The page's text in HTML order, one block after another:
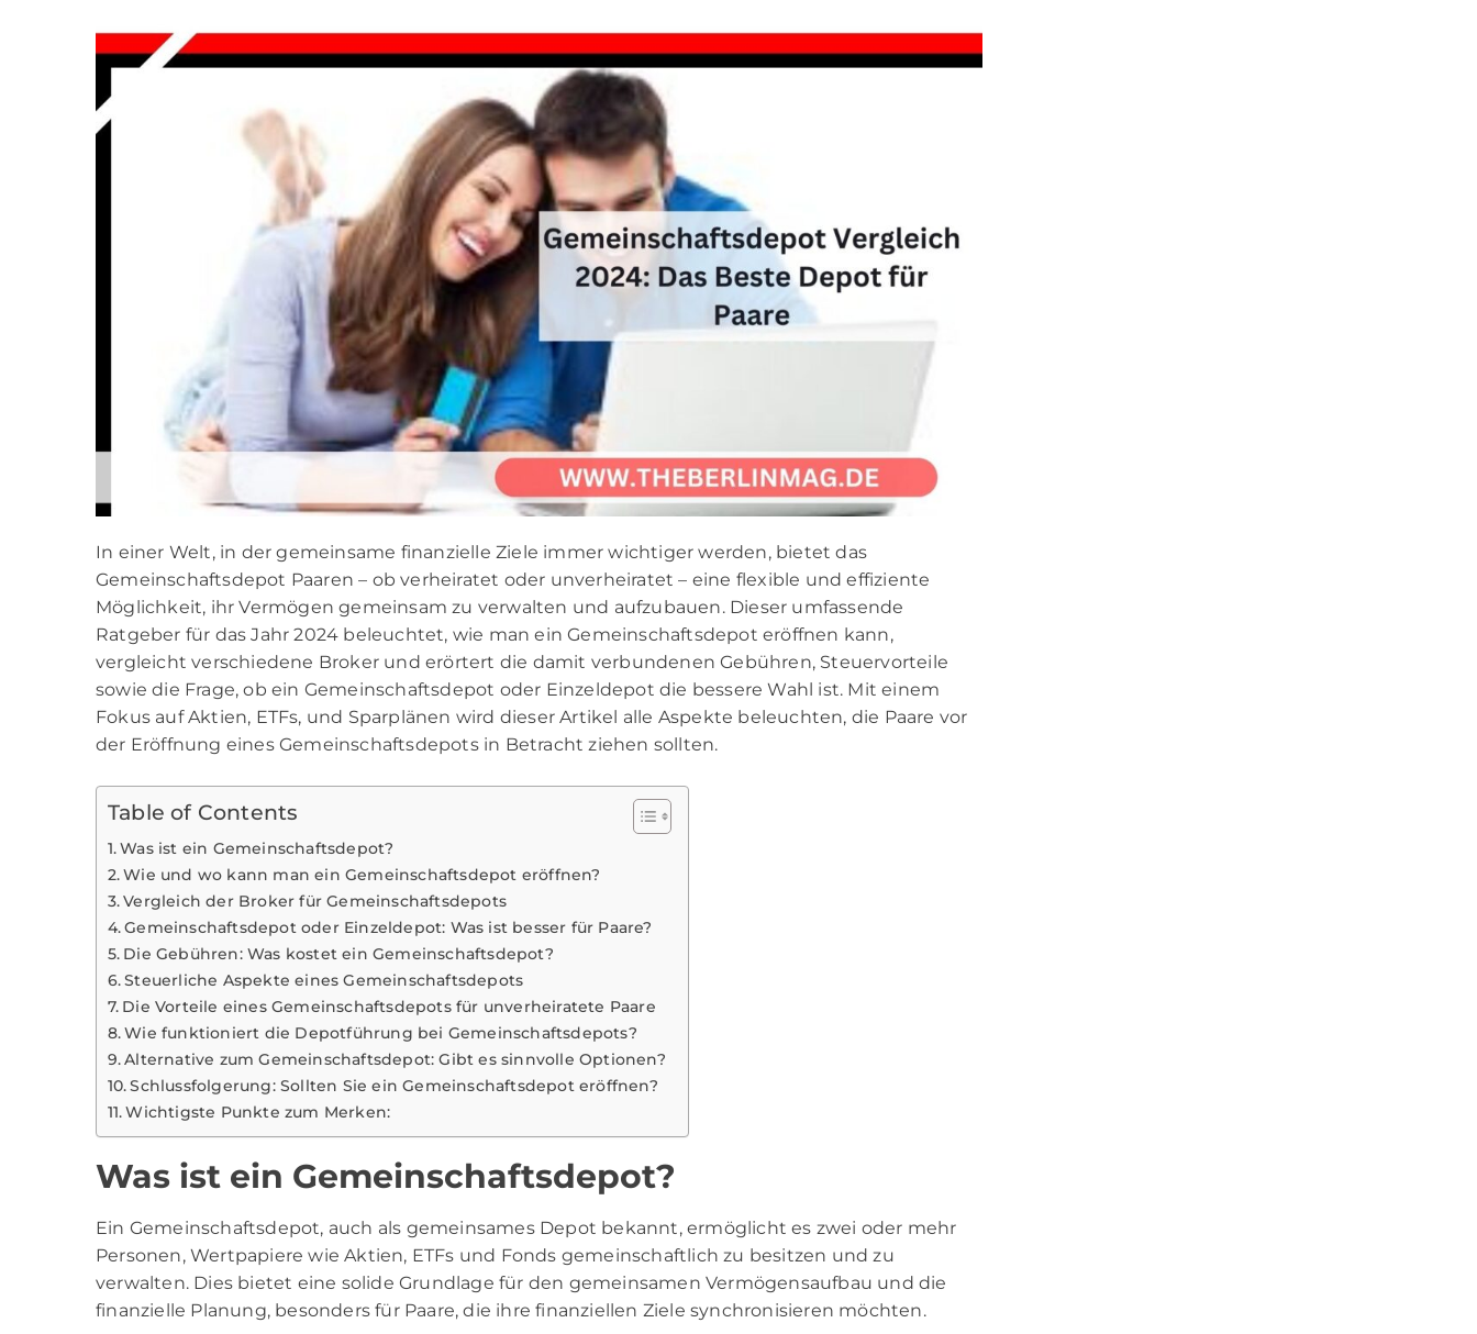
In einer Welt, in der gemeinsame finanzielle Ziele immer wichtiger werden, bietet das
Gemeinschaftsdepot Paaren – ob verheiratet oder unverheiratet – eine flexible und effiziente
Möglichkeit, ihr Vermögen gemeinsam zu verwalten und aufzubauen. Dieser umfassende
Ratgeber für das Jahr 2024 beleuchtet, wie man ein Gemeinschaftsdepot eröffnen kann,
vergleicht verschiedene Broker und erörtert die damit verbundenen Gebühren, Steuervorteile
sowie die Frage, ob ein Gemeinschaftsdepot oder Einzeldepot die bessere Wahl ist. Mit einem
Fokus auf Aktien, ETFs, und Sparplänen wird dieser Artikel alle Aspekte beleuchten, die Paare vor
der Eröffnung eines Gemeinschaftsdepots in Betracht ziehen sollten.
Table of Contents
Was ist ein Gemeinschaftsdepot?
Wie und wo kann man ein Gemeinschaftsdepot eröffnen?
Vergleich der Broker für Gemeinschaftsdepots
Gemeinschaftsdepot oder Einzeldepot: Was ist besser für Paare?
Die Gebühren: Was kostet ein Gemeinschaftsdepot?
Steuerliche Aspekte eines Gemeinschaftsdepots
Die Vorteile eines Gemeinschaftsdepots für unverheiratete Paare
Wie funktioniert die Depotführung bei Gemeinschaftsdepots?
Alternative zum Gemeinschaftsdepot: Gibt es sinnvolle Optionen?
Schlussfolgerung: Sollten Sie ein Gemeinschaftsdepot eröffnen?
Wichtigste Punkte zum Merken:
Was ist ein Gemeinschaftsdepot?
Ein Gemeinschaftsdepot, auch als gemeinsames Depot bekannt, ermöglicht es zwei oder mehr
Personen, Wertpapiere wie Aktien, ETFs und Fonds gemeinschaftlich zu besitzen und zu
verwalten. Dies bietet eine solide Grundlage für den gemeinsamen Vermögensaufbau und die
finanzielle Planung, besonders für Paare, die ihre finanziellen Ziele synchronisieren möchten.